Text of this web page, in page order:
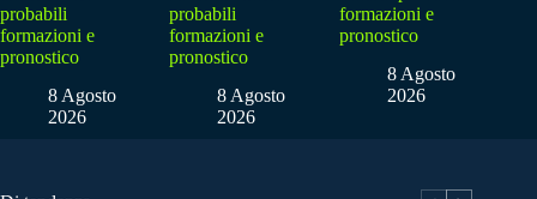
probabili
formazioni e
pronostico
8 Agosto
2026
probabili
formazioni e
pronostico
8 Agosto
2026
formazioni e
pronostico
8 Agosto
2026